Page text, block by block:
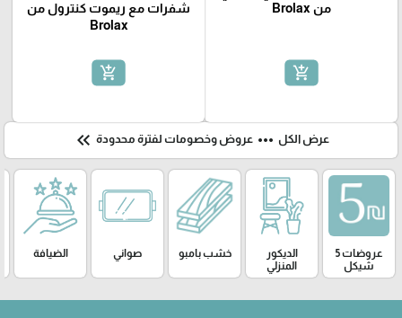
من Brolax
add_shopping_cart
شفرات مع ريموت كنترول من
Brolax
add_shopping_cart
عرض الكل more_horiz عروض وخصومات لفترة محدودة keyboard_double_arrow_left
عروضات 5
شيكل
الديكور
المنزلي
خشب بامبو صواني الضيافة